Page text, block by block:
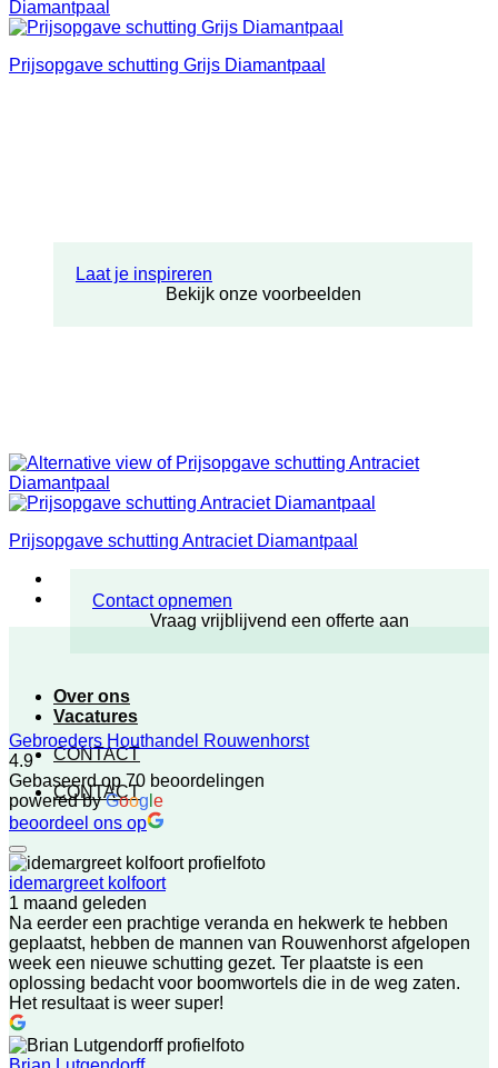
Laat je inspireren
Bekijk onze voorbeelden
Contact opnemen
Vraag vrijblijvend een offerte aan
Over ons
Vacatures
CONTACT
CONTACT
Prijsopgave schutting Grijs Diamantpaal
Prijsopgave schutting Antraciet Diamantpaal
Gebroeders Houthandel Rouwenhorst
4.9
Gebaseerd op 70 beoordelingen
powered byGoog e
beoordeel ons op
idemargreet kolfoort
1 maand geleden
Na eerder een prachtige veranda en hekwerk te hebben
geplaatst, hebben de mannen van Rouwenhorst afgelopen
week een nieuwe schutting gezet. Ter plaatste is een
oplossing bedacht voor boomwortels die in de weg zaten.
Het resultaat is weer super!